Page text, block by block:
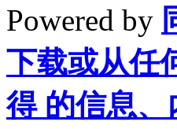
Powered by
下载或从任
得 的信息